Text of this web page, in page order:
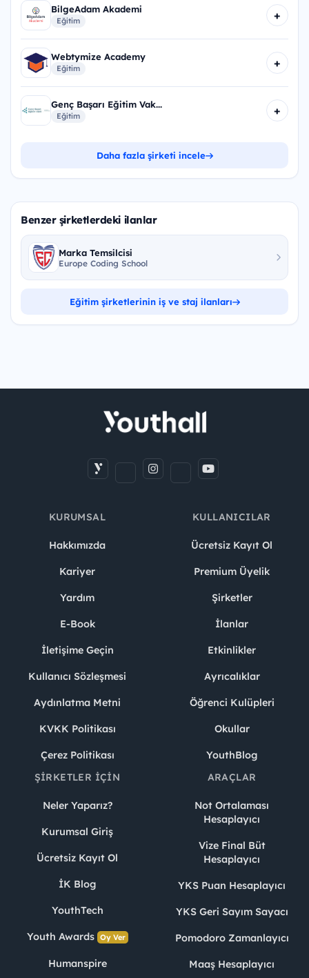
BilgeAdam Akademi
Eğitim +
Webtymize Academy
Eğitim +
Genç Başarı Eğitim Vak...
Eğitim +
Daha fazla şirketi incele
Benzer şirketlerdeki ilanlar
Marka Temsilcisi
Europe Coding School
Eğitim şirketlerinin iş ve staj ilanları
KURUMSAL
Hakkımızda
Kariyer
Yardım
E-Book
İletişime Geçin
Kullanıcı Sözleşmesi
Aydınlatma Metni
KVKK Politikası
Çerez Politikası
KULLANICILAR
Ücretsiz Kayıt Ol
Premium Üyelik
Şirketler
İlanlar
Etkinlikler
Ayrıcalıklar
Öğrenci Kulüpleri
Okullar
YouthBlog
ŞIRKETLER İÇIN
Neler Yaparız?
Kurumsal Giriş
Ücretsiz Kayıt Ol
İK Blog
YouthTech
Youth Awards Oy Ver
Humanspire
ARAÇLAR
Not Ortalaması
Hesaplayıcı
Vize Final Büt
Hesaplayıcı
YKS Puan Hesaplayıcı
YKS Geri Sayım Sayacı
Pomodoro Zamanlayıcı
Maaş Hesaplayıcı